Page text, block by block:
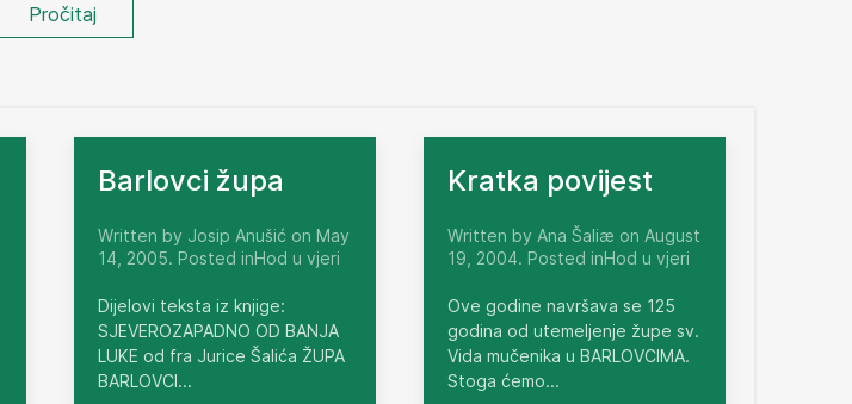
Pročitaj
Barlovci župa
Written by Josip Anušić on May
14, 2005. Posted inHod u vjeri
Dijelovi teksta iz knjige:
SJEVEROZAPADNO OD BANJA
LUKE od fra Jurice Šalića ŽUPA
BARLOVCI...
Kratka povijest
Written by Ana Šaliæ on August
19, 2004. Posted inHod u vjeri
Ove godine navršava se 125
godina od utemeljenje župe sv.
Vida mučenika u BARLOVCIMA.
Stoga ćemo...